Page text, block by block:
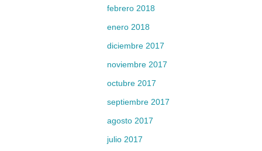
febrero 2018
enero 2018
diciembre 2017
noviembre 2017
octubre 2017
septiembre 2017
agosto 2017
julio 2017